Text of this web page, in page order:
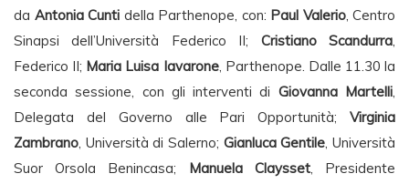
da Antonia Cunti della Parthenope, con: Paul Valerio, Centro
Sinapsi dell’Università Federico II; Cristiano Scandurra,
Federico II; Maria Luisa Iavarone, Parthenope. Dalle 11.30 la
seconda sessione, con gli interventi di Giovanna Martelli,
Delegata del Governo alle Pari Opportunità; Virginia
Zambrano, Università di Salerno; Gianluca Gentile, Università
Suor Orsola Benincasa;
Manuela Claysset, Presidente